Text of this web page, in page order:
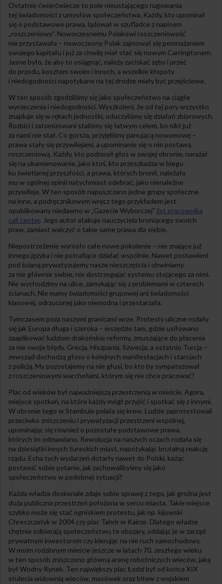
Ostatnie ćwierćwiecze to pole nieustającego rugowania
tej świadomości z umysłów społeczeństwa. Każdy, kto upominał
się o podstawowe prawa, lądował w szufladce z napisem
„roszczeniowy”. Nowoczesnemu Polakowi roszczeniowość
nie przystawała – nowoczesny Polak zajmował się pomnażaniem
swojego kapitału i już za chwilę miał stać się nowym Carringtonem.
Jasne było, że aby to osiągnąć, należy zaciskać zęby i przeć
do przodu, kosztem swoim i innych, a wszelkie kłopoty
i niedogodności napotykane na tej drodze miały być przejściowe.
W ten sposób zgodziliśmy się jako społeczeństwo na ciągłe
wyrzeczenia i niedogodności. Wyszkoleni, że od tej pory wszystko
znajduje się w rękach jednostki, oduczyliśmy się działań zbiorowych.
Rozbici i zatomizowani staliśmy się łatwym celem, bo nikt już
za nami nie stał. Co gorsza, przyjęliśmy panującą nowomowę –
prawa stały się przywilejami, a upominanie się o nie postawą
roszczeniową. Każdy, kto podnosił głos w swojej obronie, narażał
się na ukamienowanie, jako ktoś, kto przeszkadza w biegu
ku świetlanej przyszłości, a prawa, których bronił, należało
mu w ogólnej opinii natychmiast odebrać, jako nienależne
przywileje. W ten sposób napuszczano jedne grupy społeczne
na inne, a podręcznikowym wręcz tego przykładem jest
opublikowany niedawno w „Gazecie Wyborczej” list pracownika
call center. Jego autor atakuje nauczyciela broniącego swoich
praw, zamiast walczyć o takie same prawa dla siebie.
Niepostrzeżenie wyrosło całe nowe pokolenie – nie znające już
innego języka i nie potrafiące działać wspólnie. Nawet postawieni
pod ścianą prywatyzujemy nasze nieszczęścia i obwiniamy
za nie głównie siebie, nie dostrzegając systemu stojącego za nimi.
Nie wychodzimy na ulice, zamykając się z problemami w czterech
ścianach. Nie mamy świadomości grupowej ani świadomości
klasowej, odrzuconej jako niemodna i przestarzała.
Tymczasem poza naszymi granicami wrze. Protesty uliczne rozlały
się jak Europa długa i szeroka – wszędzie tam, gdzie usiłowano
zaaplikować ludziom drakońskie reformy, zmuszające do płacenia
za nie swoje błędy. Grecja, Hiszpania, Szwecja, a ostatnio Turcja –
zewsząd dochodzą głosy o kolejnych manifestacjach i starciach
z policją. My pozostajemy na nie głusi, bo kto by sympatyzował
z roszczeniowymi warchołami, którym się nie chce pracować?
Plac od wieków był najważniejszą przestrzenią w mieście. Agora,
miejsce spotkań, na które każdy mógł przyjść i spotkać się z innymi.
W obronie tego w Stambule polała się krew. Ludzie zaprotestowali
przeciwko zniszczeniu i prywatyzacji przestrzeni wspólnej,
upominając się również o pozostałe podstawowe prawa,
których im odmawiano. Rewolucja na naszych oczach rozlała się
na dziesiątki innych tureckich miast, napotykając brutalną reakcję
rządu. Echa tych wydarzeń dotarły nawet do Polski, każąc
postawić sobie pytanie, jak zachowalibyśmy się jako
społeczeństwo w podobnej sytuacji?
Każda władza doskonale zdaje sobie sprawę z tego, jak groźna jest
duża publiczna przestrzeń położona w sercu miasta. Takie miejsce
szybko może się stać ogniskiem protestu, jak np. kijowski
Chreszczatyk w 2004 czy plac Tahrir w Kairze. Dlatego władze
chętnie odbierają społeczeństwu te obszary, oddając je w zarząd
prywatnym inwestorom czy kierując na nie ruch samochodowy.
W moim rodzinnym mieście jeszcze w latach 70. zeszłego wieku
w ten sposób zniszczono główną arenę robotniczych wieców, jaką
był Wodny Rynek. Ten największy plac Łodzi był od końca XIX
stulecia widownią wieców, masówek oraz bitew z wojskiem